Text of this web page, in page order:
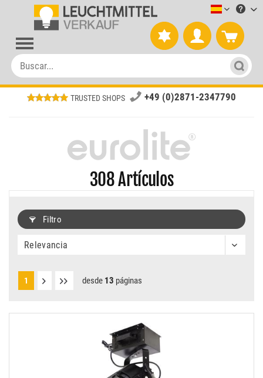
TRUSTED SHOPS +49 (0)2871-2347790
308Artículos
Filtro
1 desde 13 páginas